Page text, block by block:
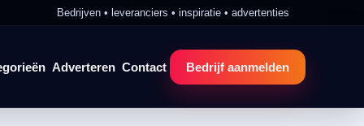
Bedrijven • leveranciers • inspiratie • advertenties
Adverteren Contact Bedrijf aanmelden